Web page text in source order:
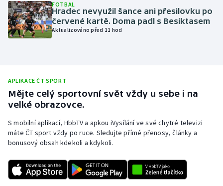
Plavání
Plážový volejbal
Short track
Sportovní střelba
FOTBAL
Hradec nevyužil šance ani přesilovku po
červené kartě. Doma padl s Besiktasem
Aktualizováno před 11 hod
APLIKACE ČT SPORT
Mějte celý sportovní svět vždy u sebe i na
velké obrazovce.
S mobilní aplikací, HbbTV a apkou iVysílání ve své chytré televizi
máte ČT sport vždy po ruce. Sledujte přímé přenosy, články a
bonusový obsah kdekoli a kdykoli.